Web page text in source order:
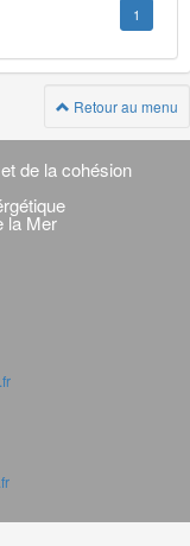
1
Retour au menu
de la cohésion
la Mer